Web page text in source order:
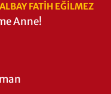
FATIH EĞİLMEZ
Anne!